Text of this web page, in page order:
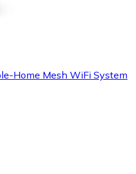
Home Mesh WiFi System